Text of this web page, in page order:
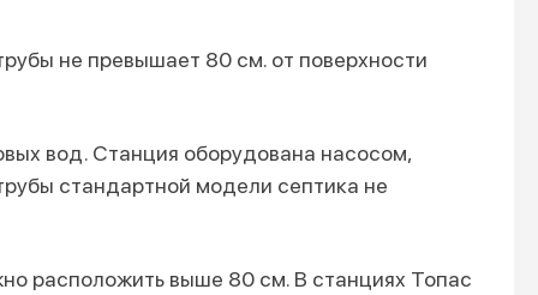
не превышает 80 см. oт поверхности
вод. Станция оборудована насосом,
стандартной модели септика не
расположить выше 80 см. В станциях Топас